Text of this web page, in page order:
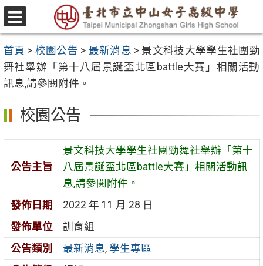
跳
至
要
內
容
區
選
單
首頁 > 校園公告 > 最新消息 > 景文科技大學學生社團勁
舞社舉辦「第十八屆景誕盃北區battle大賽」相關活動
訊息,請參閱附件。
校園公告
公告主旨
景文科技大學學生社團勁舞社舉辦「第十
八屆景誕盃北區battle大賽」相關活動訊
息,請參閱附件。
發佈日期
2022 年 11 月 28 日
發佈單位
訓育組
公告類別
最新消息, 學生專區